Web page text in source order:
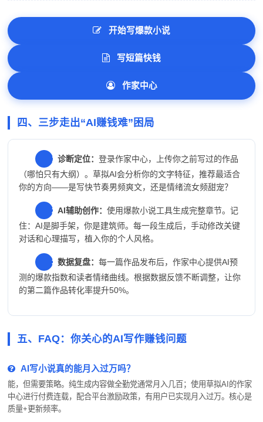
开始写爆款小说
写短篇快钱
作家中心
四、三步走出“AI赚钱难”困局
1 诊断定位：登录作家中心，上传你之前写过的作品
（哪怕只有大纲）。草拟AI会分析你的文字特征，推荐最适合
你的方向——是写快节奏男频爽文，还是情绪流女频甜宠？
2 AI辅助创作：使用爆款小说工具生成完整章节。记
住：AI是脚手架，你是建筑师。每一段生成后，手动修改关键
对话和心理描写，植入你的个人风格。
3 数据复盘：每一篇作品发布后，作家中心提供AI预
测的爆款指数和读者情绪曲线。根据数据反馈不断调整，让你
的第二篇作品转化率提升50%。
五、FAQ：你关心的AI写作赚钱问题
AI写小说真的能月入过万吗？
能，但需要策略。纯生成内容做全勤党通常月入几百；使用草拟AI的作家
中心进行付费连载，配合平台激励政策，有用户已实现月入过万。核心是
质量+更新频率。